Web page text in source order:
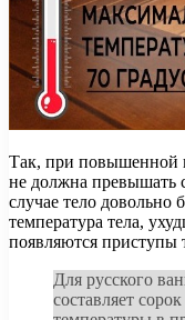
Так, при повышенной
не должна превышать
случае тело довольно
температура тела,
появляются приступы
Для русского
составляет